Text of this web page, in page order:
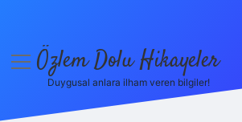
menüyüÖzlem Dolu Hikayeler
Duygusal anlara ilham veren bilgiler!